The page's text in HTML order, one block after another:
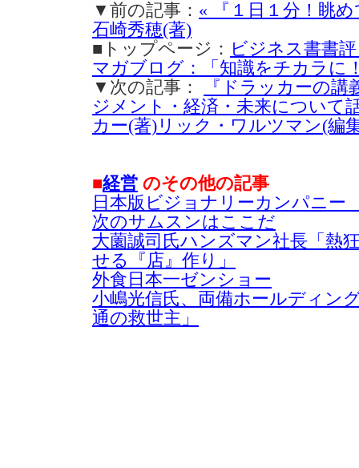
▼前の記事： « 『１日１分！眺
石崎秀穂(著)
■トップページ： ビジネス書書
マガブログ：「知識をチカラに
▼次の記事：
『ドラッカーの講
ジメント・経済・未来について
カー(著)リック・ワルツマン(編
■経営 のその他の記事
日本版ビジョナリーカンパニ
次のサムスンはここだ
大薗誠司氏ハンズマン社長「熱
せる『店』作り」
外食日本一ゼンショー
小嶋光信氏、両備ホールディン
通の救世主」